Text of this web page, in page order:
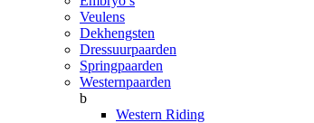
Veulens
Dekhengsten
Dressuurpaarden
Springpaarden
Westernpaarden
b
Western Riding